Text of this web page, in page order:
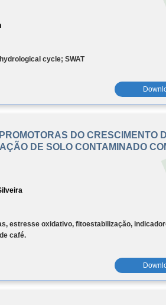
cycle; SWAT
DO CRESCIMENTO
DE SOLO CONTAMINADO
estresse oxidativo, fitoestabilização,
café.